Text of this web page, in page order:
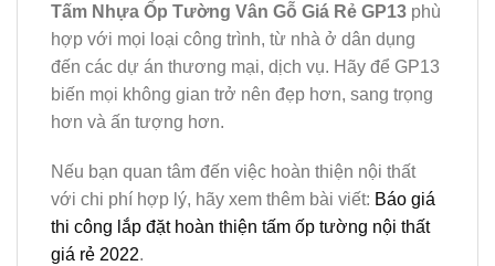
Tấm Nhựa Ốp Tường Vân Gỗ Giá Rẻ GP13 phù
hợp với mọi loại công trình, từ nhà ở dân dụng
đến các dự án thương mại, dịch vụ. Hãy để GP13
biến mọi không gian trở nên đẹp hơn, sang trọng
hơn và ấn tượng hơn.
Nếu bạn quan tâm đến việc hoàn thiện nội thất
với chi phí hợp lý, hãy xem thêm bài viết: Báo giá
thi công lắp đặt hoàn thiện tấm ốp tường nội thất
giá rẻ 2022.